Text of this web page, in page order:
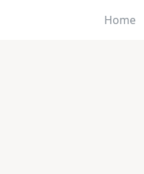
Home